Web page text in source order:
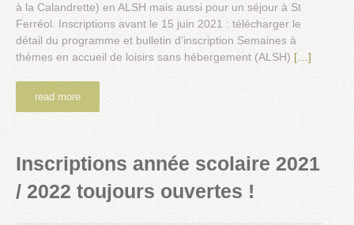
à la Calandrette) en ALSH mais aussi pour un séjour à St
Ferréol. Inscriptions avant le 15 juin 2021 : télécharger le
détail du programme et bulletin d’inscription Semaines à
thèmes en accueil de loisirs sans hébergement (ALSH) […]
read more
Inscriptions année scolaire 2021
/ 2022 toujours ouvertes !